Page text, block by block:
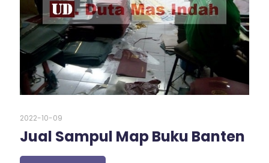
2022-10-09
Jual Sampul Map Buku Banten